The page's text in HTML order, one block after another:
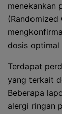
menekankan
(Randomized
dosis optimal
Terdapat
yang terkait
Beberapa
alergi ringan